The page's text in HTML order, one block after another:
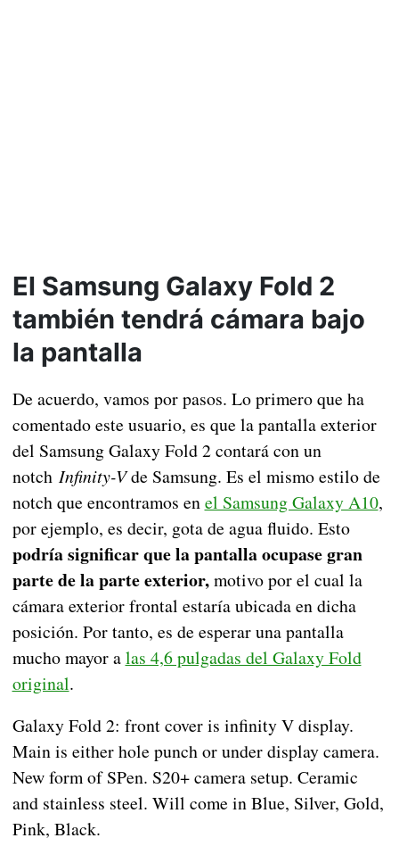
El Samsung Galaxy Fold 2
también tendrá cámara bajo
la pantalla
De acuerdo, vamos por pasos. Lo primero que ha
comentado este usuario, es que la pantalla exterior
del Samsung Galaxy Fold 2 contará con un
notch Infinity-Vde Samsung. Es el mismo estilo de
notch que encontramos enel Samsung Galaxy A10,
por ejemplo, es decir, gota de agua fluido. Esto
podría significar que la pantalla ocupase gran
parte de la parte exterior,motivo por el cual la
cámara exterior frontal estaría ubicada en dicha
posición. Por tanto, es de esperar una pantalla
mucho mayor alas 4,6 pulgadas del Galaxy Fold
original.
Galaxy Fold 2: front cover is infinity V display.
Main is either hole punch or under display camera.
New form of SPen. S20+ camera setup. Ceramic
and stainless steel. Will come in Blue, Silver, Gold,
Pink, Black.